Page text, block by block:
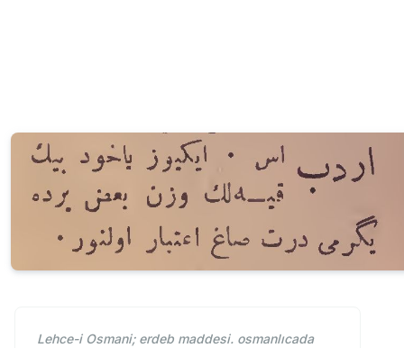
Lehce-i Osmani; erdeb maddesi. osmanlıcada